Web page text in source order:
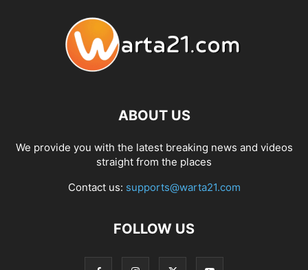
ABOUT US
We provide you with the latest breaking news and videos
straight from the places
Contact us: supports@warta21.com
FOLLOW US